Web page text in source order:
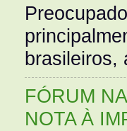
brasileiros,
FÓRUM
NOTA À